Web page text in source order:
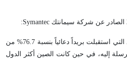
كان الاتحاد الروسي أكثر الدول التي استقبلت بريداً دعائياً بنسبة 76.7% من
إليه، في حين كانت الصين أكثر الدول